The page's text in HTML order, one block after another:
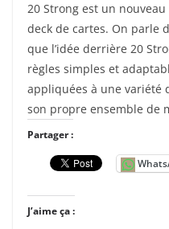
20 Strong est un
deck de cartes. On parle
que l’idée derrière 20
règles simples et
appliquées à une variété
son propre ensemble de
Partager :
J’aime ça :